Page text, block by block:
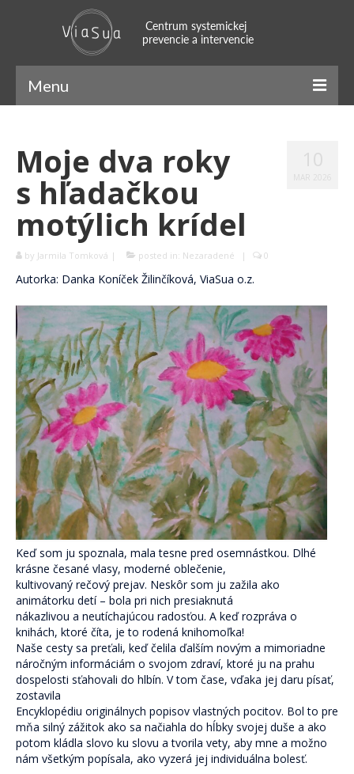
Menu
Náš príbeh
Náš tím
Systemický prístup
Naratívny prístup
Mindfulness
Skupinová terapia
Terapeutické karty (P)o ceste k sebe.
Pocestník. Terapeutický denník.
Komunita Postmodernistov
Pomáhame
Ako pomáhame
Komu pomáhame
Oblasti pomoci
Skrotiť Draka
Linky
Kurzy
Pre verejnosť
Pre odborníkov
Moje dva roky
s hľadačkou
motýlich krídel
by Jarmila Tomková | posted in: Nezaradené | 0
Autorka: Danka Koníček Žilinčíková, ViaSua o.z.
Keď som ju spoznala, mala tesne pred osemnástkou. Dlhé
krásne česané vlasy, moderné oblečenie,
kultivovaný rečový prejav. Neskôr som ju zažila ako
animátorku detí – bola pri nich presiaknutá
nákazlivou a neutíchajúcou radosťou. A keď rozpráva o
knihách, ktoré číta, je to rodená knihomoľka!
Naše cesty sa preťali, keď čelila ďalším novým a mimoriadne
náročným informáciám o svojom zdraví, ktoré ju na prahu
dospelosti sťahovali do hlbín. V tom čase, vďaka jej daru písať,
zostavila
Encyklopédiu originálnych popisov vlastných pocitov. Bol to pre
mňa silný zážitok ako sa načiahla do hĺbky svojej duše a ako
potom kládla slovo ku slovu a tvorila vety, aby mne a možno
nám všetkým popísala, ako vyzerá jej individuálna bolesť.